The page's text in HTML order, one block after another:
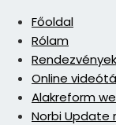
Főoldal
Rólam
Rendezvények
Online
Alakreform
Norbi Update